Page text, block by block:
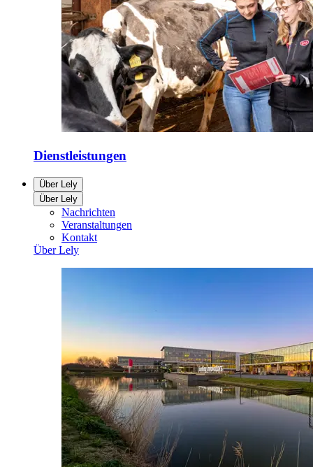
Dienstleistungen
Über Lely
Über Lely
Nachrichten
Veranstaltungen
Kontakt
Über Lely